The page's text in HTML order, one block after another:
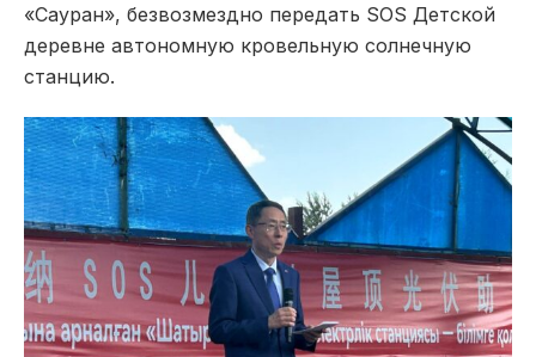
«Сауран», безвозмездно передать SOS Детской
деревне автономную кровельную солнечную
станцию.